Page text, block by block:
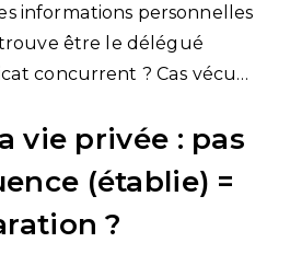
informations personnelles
être le délégué
concurrent ? Cas vécu…
vie privée : pas
(établie) =
?